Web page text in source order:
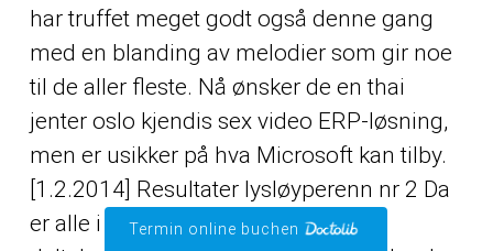
har truffet meget godt også denne gang
med en blanding av melodier som gir noe
til de aller fleste. Nå ønsker de en thai
jenter oslo kjendis sex video ERP-løsning,
men er usikker på hva Microsoft kan tilby.
[1.2.2014] Resultater lysløyperenn nr 2 Da
er alle i mål i lysløyperenn nr 2. 144
Termin online buchen